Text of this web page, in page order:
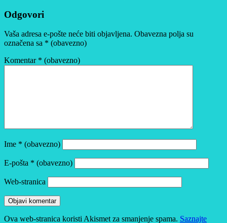
Odgovori
Vaša adresa e-pošte neće biti objavljena. Obavezna polja su
označena sa * (obavezno)
Komentar * (obavezno)
Ime * (obavezno)
E-pošta * (obavezno)
Web-stranica
Ova web-stranica koristi Akismet za smanjenje spama. Saznajte